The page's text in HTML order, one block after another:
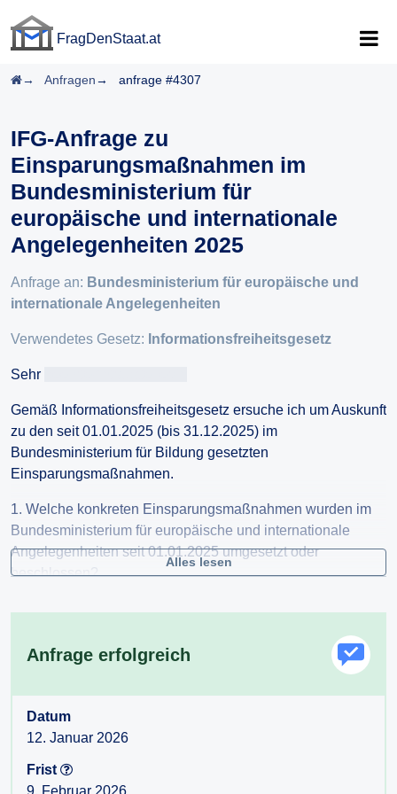
FragDenStaat.at
Startseite
Anfragen anfrage #4307
IFG-Anfrage zu
Einsparungsmaßnahmen im
Bundesministerium für
europäische und internationale
Angelegenheiten 2025
Anfrage an: Bundesministerium für europäische und
internationale Angelegenheiten
Verwendetes Gesetz: Informationsfreiheitsgesetz
Sehr
Gemäß Informationsfreiheitsgesetz ersuche ich um Auskunft
zu den seit 01.01.2025 (bis 31.12.2025) im
Bundesministerium für Bildung gesetzten
Einsparungsmaßnahmen.
1. Welche konkreten Einsparungsmaßnahmen wurden im
Bundesministerium für europäische und internationale
Angelegenheiten seit 01.01.2025 umgesetzt oder
beschlossen?
3. Gab es seit 01.01.2025 Einsparungen im
•z. B. Aufnahmestopps, Nichtnachbesetzungen, Reduktion
von Überstunden, Reduktion von Belohnungen/ Prämien
4. Haben sich die geleisteten bzw. ausbezahlten
Überstunden im Jahr 2025 im Vergleich zu 2024 reduziert?
Alles lesen
Anfrage erfolgreich
Datum
12. Januar 2026
Frist
9. Februar 2026